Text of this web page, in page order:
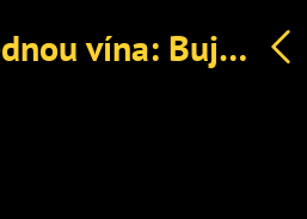
Rozesmátá Borhyová i Monkey Business s bednou vína: Bujarý večírek Novy